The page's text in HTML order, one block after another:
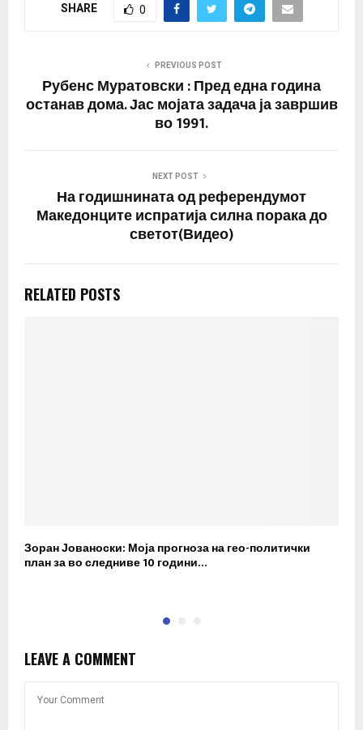
SHARE 0
PREVIOUS POST
Рубенс Муратовски : Пред една година
останав дома. Јас мојата задача ја завршив
во 1991.
NEXT POST
На годишнината од референдумот
Македонците испратија силна порака до
светот(Видео)
RELATED POSTS
Зоран Јованоски: Моја прогноза на гео-политички
план за во следниве 10 години…
LEAVE A COMMENT